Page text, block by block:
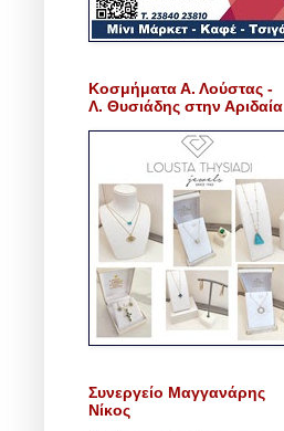
Κοσμήματα Α. Λούστας -
Λ. Θυσιάδης στην Αριδαία
Συνεργείο Μαγγανάρης
Νίκος